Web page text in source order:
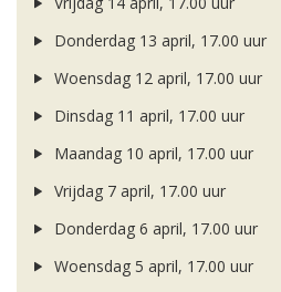
Donderdag 13 april, 17.00 uur
Woensdag 12 april, 17.00 uur
Dinsdag 11 april, 17.00 uur
Maandag 10 april, 17.00 uur
Vrijdag 7 april, 17.00 uur
Donderdag 6 april, 17.00 uur
Woensdag 5 april, 17.00 uur